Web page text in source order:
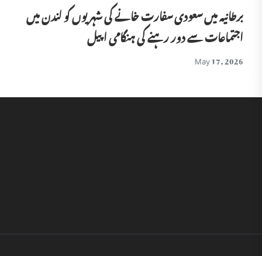
برطانیہ میں سعودی سفارت خانے کی شہریوں کو لندن میں
اجتماعات سے دور رہنے کی ہنگامی اپیل
May 17, 2026